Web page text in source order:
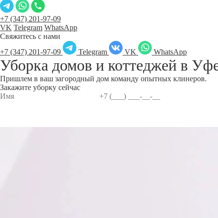
+7 (347) 201-97-09
VK Telegram WhatsApp
Свяжитесь с нами
+7 (347) 201-97-09
Telegram VK WhatsApp
Уборка домов и коттеджей в
Пришлем в ваш загородный дом команду опытных клинеров.
Закажите уборку сейчас